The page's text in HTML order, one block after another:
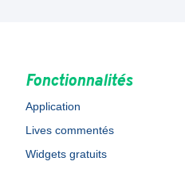
Fonctionnalités
Application
Lives commentés
Widgets gratuits